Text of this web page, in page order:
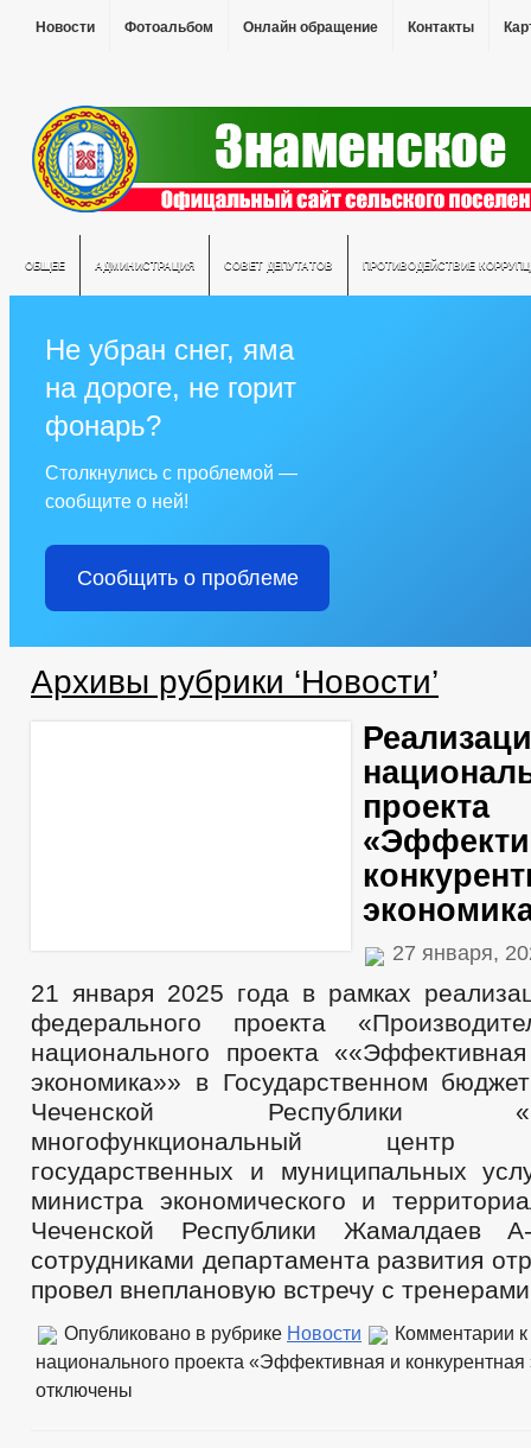
Новости Фотоальбом Онлайн обращение Контакты
ОБЩЕЕ АДМИНИСТРАЦИЯ СОВЕТ ДЕПУТАТОВ ПРОТИВОДЕЙСТВИЕ
Не убран снег, яма
на дороге, не горит
фонарь?
Столкнулись с проблемой —
сообщите о ней!
Сообщить о проблеме
Архивы рубрики ‘Новости’
проекта
27 января,
21 января 2025 года в рамках
федерального проекта
национального проекта
экономика»» в Государственном
Чеченской Республики
многофункциональный центр
государственных и муниципальных
министра экономического и
Чеченской Республики Жамалдаев
сотрудниками департамента развития
провел внеплановую встречу с
Опубликовано в рубрике Новости Комментарии
национального проекта «Эффективная и конкурентная
отключены